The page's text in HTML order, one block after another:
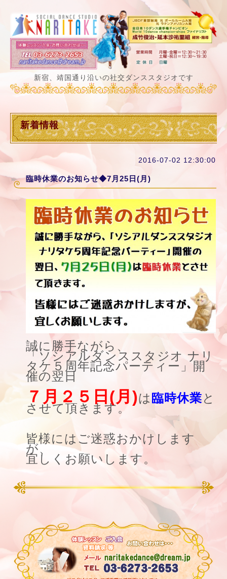
新宿、靖国通り沿いの社交ダンススタジオです
新着情報
2016-07-02 12:30:00
臨時休業のお知らせ◆7月25日(月)
誠に勝手ながら、
「ソシアルダンススタジオ ナリ
タケ５周年記念パーティー」開
催の翌日
７月２５日(月)は臨時休業と
させて頂きます。
皆様にはご迷惑おかけします
が、
宜しくお願いします。